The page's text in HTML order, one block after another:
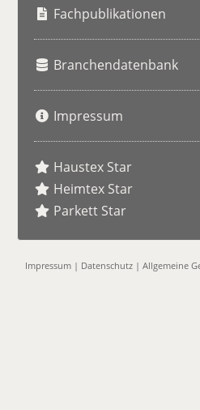
Fachpublikationen
Branchendatenbank
Impressum
Haustex Star
Heimtex Star
Parkett Star
Impressum | Datenschutz |Allgemeine